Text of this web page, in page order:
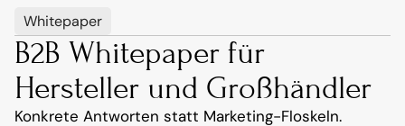
Whitepaper
B2B Whitepaper für
Hersteller und Großhändler
Konkrete Antworten statt Marketing-Floskeln.